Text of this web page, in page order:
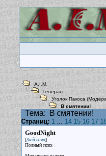
A.I.M.
Генерал
Уголок Пакоса
В смятении!
Тема: В смятении!
Страниц: 1... 14 15 16 17
GoodNight
[Злой ночи]
Полный псих